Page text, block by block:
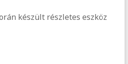
készült részletes eszköz